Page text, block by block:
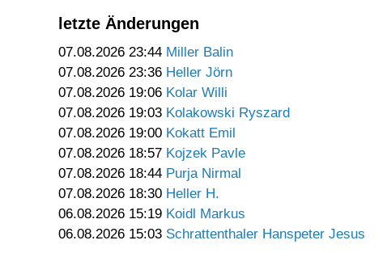
letzte Änderungen
07.08.2026 23:44 Miller Balin
07.08.2026 23:36 Heller Jörn
07.08.2026 19:06 Kolar Willi
07.08.2026 19:03 Kolakowski Ryszard
07.08.2026 19:00 Kokatt Emil
07.08.2026 18:57 Kojzek Pavle
07.08.2026 18:44 Purja Nirmal
07.08.2026 18:30 Heller H.
06.08.2026 15:19 Koidl Markus
06.08.2026 15:03 Schrattenthaler Hanspeter Jesus